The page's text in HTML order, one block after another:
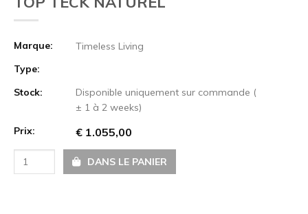
Marque:
Timeless Living
Type:
Stock:
Disponible uniquement sur commande (
± 1 à 2 weeks)
Prix:
€ 1.055,00
DANS LE PANIER